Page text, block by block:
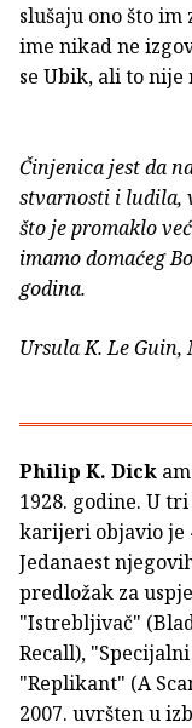
slušaju ono što im
ime nikad ne
se Ubik, ali to nije
Činjenica jest da
stvarnosti i ludila,
što je promaklo
imamo domaćeg
godina.
Ursula K. Le Guin,
Philip K. Dick
1928. godine. U
karijeri objavio je
Jedanaest
predložak za
"Istrebljivač"
Recall),
"Replikant" (A
2007. uvršten u